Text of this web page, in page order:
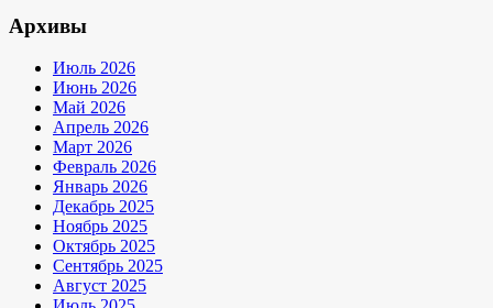
Архивы
Июль 2026
Июнь 2026
Май 2026
Апрель 2026
Март 2026
Февраль 2026
Январь 2026
Декабрь 2025
Ноябрь 2025
Октябрь 2025
Сентябрь 2025
Август 2025